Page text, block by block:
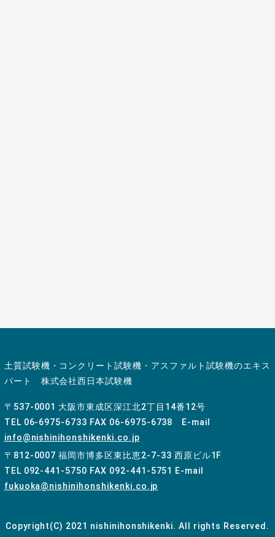
土質試験機・コンクリート試験機・アスファルト試験機のエキス
パート 株式会社西日本試験機
〒537-0001 大阪市東成区深江北2丁目14番12号
TEL 06-6975-6733 FAX 06-6975-6738 E-mail
info@nishinihonshikenki.co.jp
〒812-0007 福岡市博多区東比恵2-7-33 西原ビル1F
TEL 092-441-5750 FAX 092-441-5751 E-mail
fukuoka@nishinihonshikenki.co.jp
Copyright(C) 2021 nishinihonshikenki. All rights Reserved.